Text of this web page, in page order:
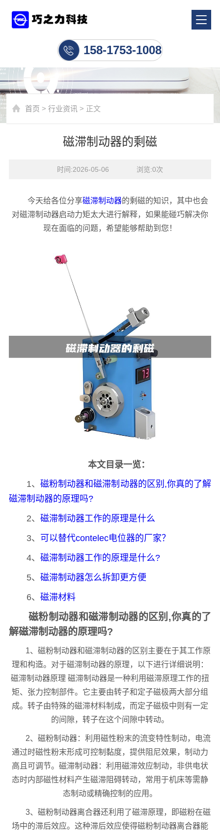
158-1753-1008
首页 >行业资讯 > 正文
磁滞制动器的剩磁
时间:2026-05-06    浏览:0次
今天给各位分享磁滞制动器的剩磁的知识，其中也会
对磁滞制动器启动力矩太大进行解释，如果能碰巧解决你
现在面临的问题，希望能够帮助到您！
本文目录一览：
1、磁粉制动器和磁滞制动器的区别,你真的了解
磁滞制动器的原理吗?
2、 磁滞制动器工作的原理是什么
3、
可以替代contelec电位器的厂家？
4、 磁滞制动器工作的原理是什么?
5、 磁滞制动器怎么拆卸更方便
6、 磁滞材料
磁粉制动器和磁滞制动器的区别,你真的了
解磁滞制动器的原理吗?
1、磁粉制动器和磁滞制动器的区别主要在于其工作原
理和构造。对于磁滞制动器的原理，以下进行详细说明：
磁滞制动器原理 磁滞制动器是一种利用磁滞原理工作的扭
矩、张力控制部件。它主要由转子和定子磁极两大部分组
成。转子由特殊的磁滞材料制成，而定子磁极中则有一定
的间隙，转子在这个间隙中转动。
2、磁粉制动器：利用磁性粉末的流变特性制动，电流
通过时磁性粉末形成可控制黏度，提供阻尼效果，制动力
高且可调节。磁滞制动器：利用磁滞效应制动，非供电状
态时内部磁性材料产生磁滞阻碍转动，常用于机床等需静
态制动或精确控制的应用。
3、磁粉制动器离合器还利用了磁滞原理，即磁粉在磁
场中的滞后效应。这种滞后效应使得磁粉制动器离合器能